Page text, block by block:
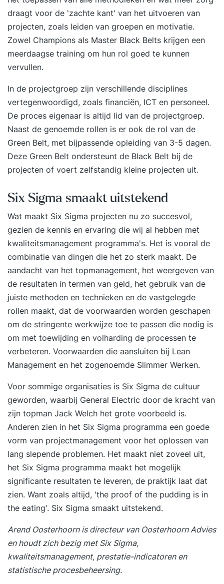
draagt voor de 'zachte kant' van het uitvoeren van
projecten, zoals leiden van groepen en motivatie.
Zowel Champions als Master Black Belts krijgen een
meerdaagse training om hun rol goed te kunnen
vervullen.
In de projectgroep zijn verschillende disciplines
vertegenwoordigd, zoals financiën, ICT en personeel.
De proces eigenaar is altijd lid van de projectgroep.
Naast de genoemde rollen is er ook de rol van de
Green Belt, met bijpassende opleiding van 3-5 dagen.
Deze Green Belt ondersteunt de Black Belt bij de
projecten of voert zelfstandig kleine projecten uit.
Six Sigma smaakt uitstekend
Wat maakt Six Sigma projecten nu zo succesvol,
gezien de kennis en ervaring die wij al hebben met
kwaliteitsmanagement programma's. Het is vooral de
combinatie van dingen die het zo sterk maakt. De
aandacht van het topmanagement, het weergeven van
de resultaten in termen van geld, het gebruik van de
juiste methoden en technieken en de vastgelegde
rollen maakt, dat de voorwaarden worden geschapen
om de stringente werkwijze toe te passen die nodig is
om met toewijding en volharding de processen te
verbeteren. Voorwaarden die aansluiten bij Lean
Management en het zogenoemde Slimmer Werken.
Voor sommige organisaties is Six Sigma de cultuur
geworden, waarbij General Electric door de kracht van
zijn topman Jack Welch het grote voorbeeld is.
Anderen zien in het Six Sigma programma een goede
vorm van projectmanagement voor het oplossen van
lang slepende problemen. Het maakt niet zoveel uit,
het Six Sigma programma maakt het mogelijk
significante resultaten te leveren, de praktijk laat dat
zien. Want zoals altijd, 'the proof of the pudding is in
the eating'. Six Sigma smaakt uitstekend.
Arend Oosterhoorn is directeur van Oosterhoorn Advies
en houdt zich bezig met Six Sigma,
kwaliteitsmanagement, prestatie-indicatoren en
statistische procesbeheersing.